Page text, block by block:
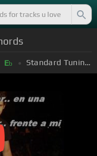
Eb Standard Tuning (EADGBE)